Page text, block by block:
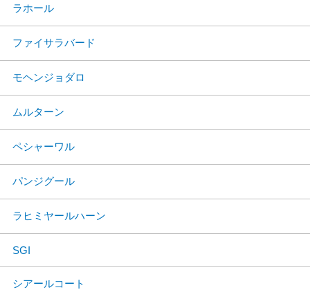
ラホール
ファイサラバード
モヘンジョダロ
ムルターン
ペシャーワル
パンジグール
ラヒミヤールハーン
SGI
シアールコート